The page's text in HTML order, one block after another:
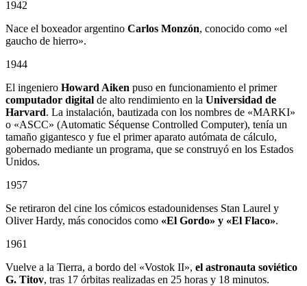
1942
Nace el boxeador argentino Carlos Monzón, conocido como «el
gaucho de hierro».
1944
El ingeniero Howard Aiken puso en funcionamiento el primer
computador digital de alto rendimiento en la Universidad de
Harvard. La instalación, bautizada con los nombres de «MARKI»
o «ASCC» (Automatic Séquense Controlled Computer), tenía un
tamaño gigantesco y fue el primer aparato autómata de cálculo,
gobernado mediante un programa, que se construyó en los Estados
Unidos.
1957
Se retiraron del cine los cómicos estadounidenses Stan Laurel y
Oliver Hardy, más conocidos como «El Gordo» y «El Flaco».
1961
Vuelve a la Tierra, a bordo del «Vostok II», el astronauta soviético
G. Titov, tras 17 órbitas realizadas en 25 horas y 18 minutos.